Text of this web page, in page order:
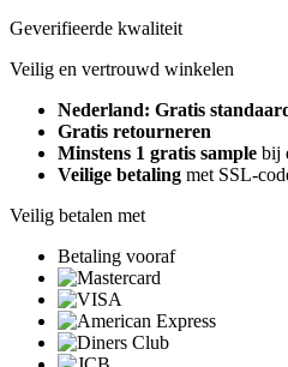
Geverifieerde kwaliteit
Veilig en vertrouwd winkelen
Nederland: Gratis
Gratis retourneren
Minstens 1 gratis sample bij
Veilige betaling met SSL-
Veilig betalen met
Betaling vooraf